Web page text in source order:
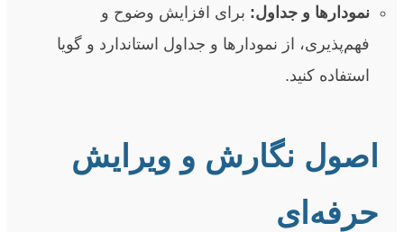
نمودارها و جداول: برای افزایش وضوح و
فهم‌پذیری، از نمودارها و جداول استاندارد و گویا
استفاده کنید.
اصول نگارش و ویرایش
حرفه‌ای